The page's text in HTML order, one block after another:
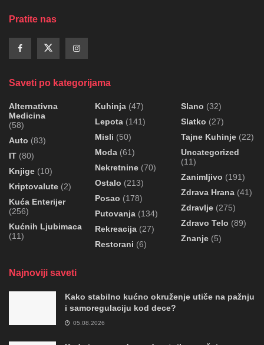
Pratite nas
Saveti po kategorijama
Alternativna
Medicina
(58)
Auto (83)
IT (80)
Knjige (10)
Kriptovalute (2)
Kuća Enterijer
(256)
Kućnih Ljubimaca
(11)
Kuhinja (47)
Lepota (141)
Misli (50)
Moda (61)
Nekretnine (70)
Ostalo (213)
Posao (178)
Putovanja (134)
Rekreacija (27)
Restorani (6)
Slano (32)
Slatko (27)
Tajne Kuhinje (22)
Uncategorized
(11)
Zanimljivo (191)
Zdrava Hrana (41)
Zdravlje (275)
Zdravo Telo (89)
Znanje (5)
Najnoviji saveti
Kako stabilno kućno okruženje utiče na pažnju
i samoregulaciju kod dece?
05.08.2026